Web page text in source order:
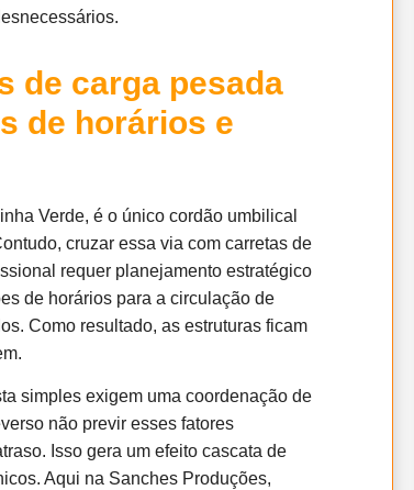
de carga pesada
de horários e
Verde, é o único cordão umbilical
cruzar essa via com carretas de
requer planejamento estratégico
de horários para a circulação de
Como resultado, as estruturas ficam
simples exigem uma coordenação de
não previr esses fatores
Isso gera um efeito cascata de
Aqui na Sanches Produções,